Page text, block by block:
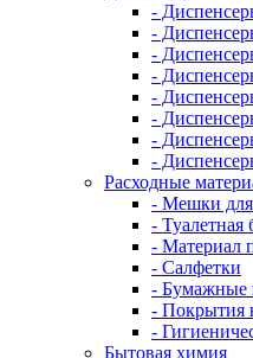
-
-
-
-
-
-
-
-
Расходные
- Мешки для
- Туалетная
- Материал
- Салфетки
- Бумажные
- Покрытия
-
Бытовая химия